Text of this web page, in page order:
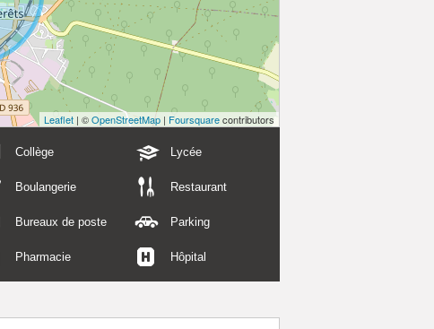
Leaflet | ©OpenStreetMap | Foursquarecontributors
Collège Lycée
Boulangerie Restaurant
Bureaux de poste Parking
Pharmacie Hôpital